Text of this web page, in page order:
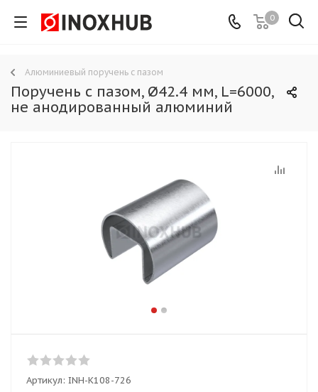
0
Алюминиевый поручень с пазом
Поручень с пазом, Ø42.4 мм, L=6000,
не анодированный алюминий
Артикул: INH-K108-726